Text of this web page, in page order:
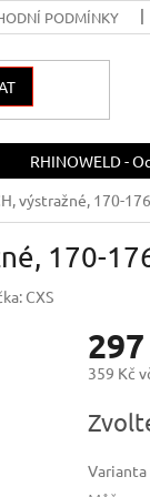
PODMÍNKY
RHINOWELD -
výstražné, 170-
170-
CXS
359 Kč
cena:
Varianta